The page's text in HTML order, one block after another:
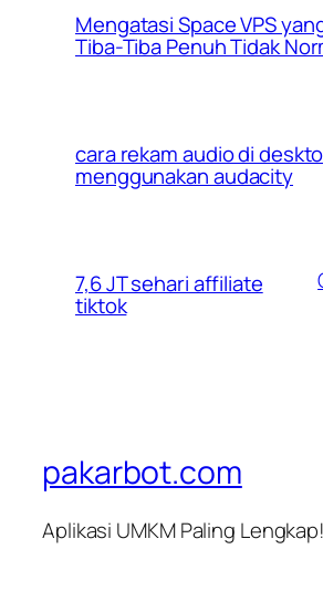
Mengatasi Space VPS
Tiba-Tiba Penuh Tidak
cara rekam audio di
menggunakan audacity
7,6 JT sehari affiliate
tiktok
pakarbot.com
Aplikasi UMKM Paling Lengkap!